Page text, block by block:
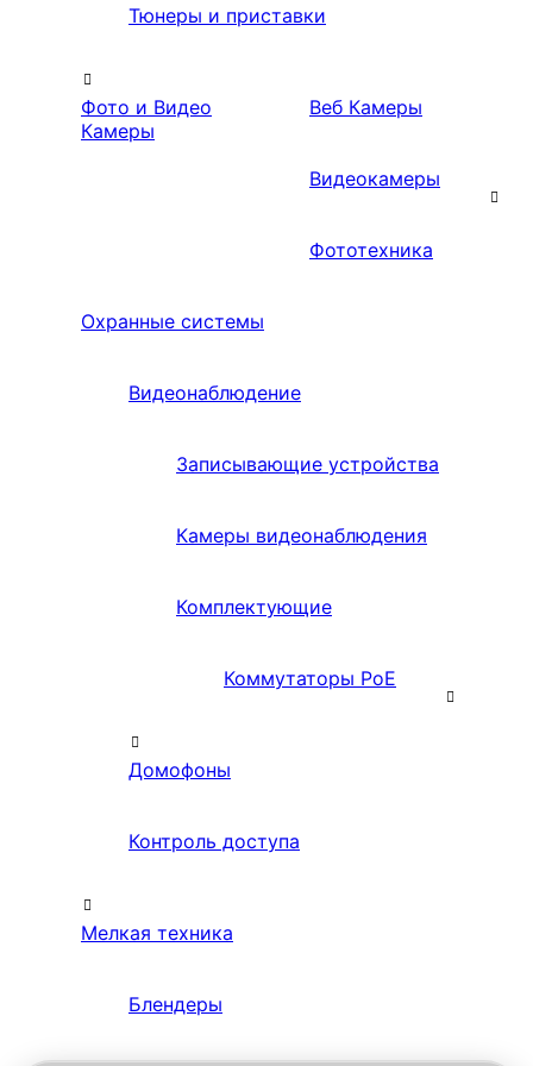
Тюнеры и приставки
Фото и Видео
Камеры
Веб Камеры
Видеокамеры
Фототехника
Охранные системы
Видеонаблюдение
Записывающие устройства
Камеры видеонаблюдения
Комплектующие
Коммутаторы PoE
Домофоны
Контроль доступа
Мелкая техника
Блендеры